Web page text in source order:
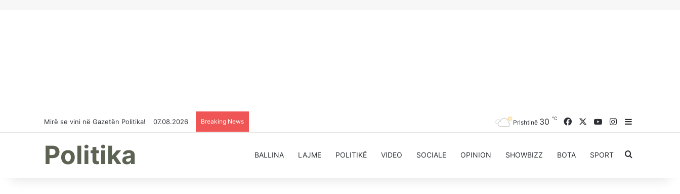
Mirë se vini në Gazetën Politika! 07.08.2026 Breaking News Prishtinë 30 ℃ FacebookYouTubeInstagram
Sidebar
Politika BALLINA LAJME POLITIKË VIDEO SOCIALE OPINION SHOWBIZZ BOTA SPORT Kërkoni